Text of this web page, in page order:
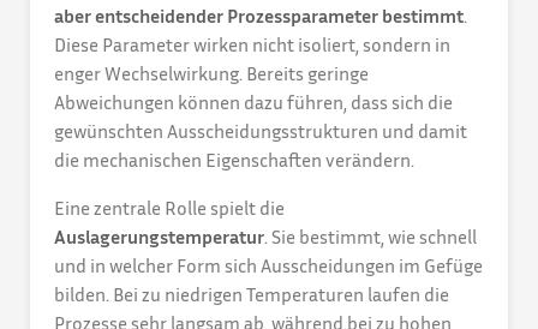
aber entscheidender Prozessparameter bestimmt.
Diese Parameter wirken nicht isoliert, sondern in
enger Wechselwirkung. Bereits geringe
Abweichungen können dazu führen, dass sich die
gewünschten Ausscheidungsstrukturen und damit
die mechanischen Eigenschaften verändern.
Eine zentrale Rolle spielt die
Auslagerungstemperatur. Sie bestimmt, wie schnell
und in welcher Form sich Ausscheidungen im Gefüge
bilden. Bei zu niedrigen Temperaturen laufen die
Prozesse sehr langsam ab, während bei zu hohen